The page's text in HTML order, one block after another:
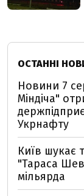
ОСТАННІ
Новини 7
Міндіча"
Укрнафту
Київ шукає
"Тараса
мільярда